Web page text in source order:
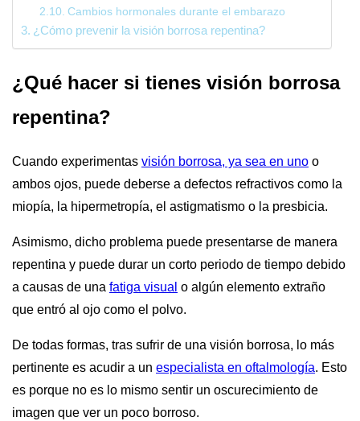
Cambios hormonales durante el embarazo
¿Cómo prevenir la visión borrosa repentina?
¿Qué hacer si tienes visión borrosa
repentina?
Cuando experimentas visión borrosa, ya sea en uno o
ambos ojos, puede deberse a defectos refractivos como la
miopía, la hipermetropía, el astigmatismo o la presbicia.
Asimismo, dicho problema puede presentarse de manera
repentina y puede durar un corto periodo de tiempo debido
a causas de una fatiga visual o algún elemento extraño
que entró al ojo como el polvo.
De todas formas, tras sufrir de una visión borrosa, lo más
pertinente es acudir a un especialista en oftalmología. Esto
es porque no es lo mismo sentir un oscurecimiento de
imagen que ver un poco borroso.